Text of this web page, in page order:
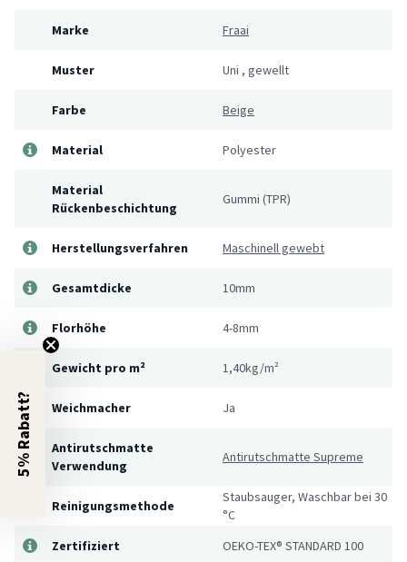
Marke Fraai
Muster Uni , gewellt
Farbe Beige
Material Polyester
Material
Rückenbeschichtung
Gummi (TPR)
Herstellungsverfahren Maschinell gewebt
Gesamtdicke 10mm
Florhöhe 4-8mm
Gewicht pro m² 1,40kg/m²
Weichmacher Ja
Antirutschmatte
Verwendung
Antirutschmatte Supreme
Reinigungsmethode
Staubsauger, Waschbar bei 30
°C
Zertifiziert
OEKO-TEX® STANDARD 100
5% Rabatt?